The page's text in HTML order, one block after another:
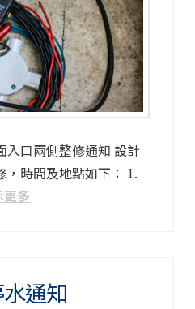
入口兩側整修通知 設計
，時間及地點如下： 1.
更多
通知